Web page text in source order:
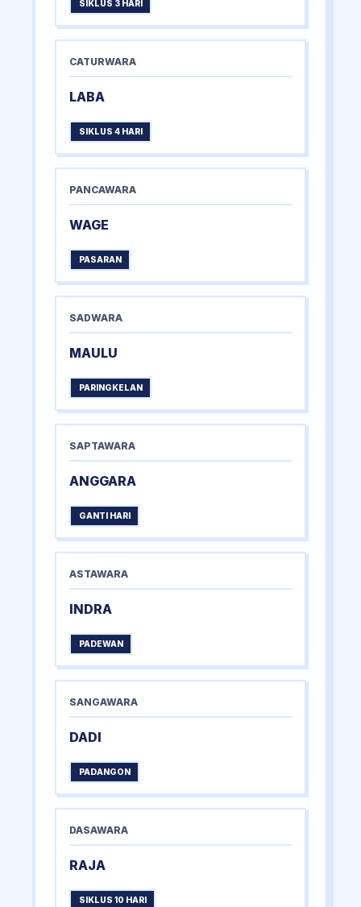
SIKLUS 3 HARI
CATURWARA
LABA
SIKLUS 4 HARI
PANCAWARA
WAGE
PASARAN
SADWARA
MAULU
PARINGKELAN
SAPTAWARA
ANGGARA
GANTI HARI
ASTAWARA
INDRA
PADEWAN
SANGAWARA
DADI
PADANGON
DASAWARA
RAJA
SIKLUS 10 HARI